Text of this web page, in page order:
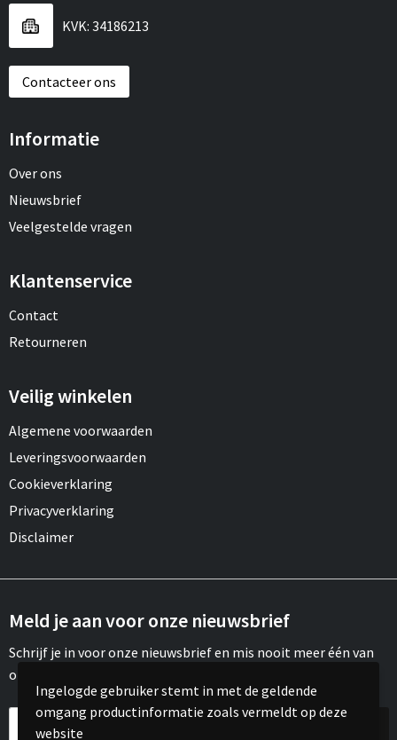
KVK: 34186213
Contacteer ons
Informatie
Over ons
Nieuwsbrief
Veelgestelde vragen
Klantenservice
Contact
Retourneren
Veilig winkelen
Algemene voorwaarden
Leveringsvoorwaarden
Cookieverklaring
Privacyverklaring
Disclaimer
Meld je aan voor onze nieuwsbrief
Schrijf je in voor onze nieuwsbrief en mis nooit meer één van
onze leuke aanbiedingen of updates.
Ingelogde gebruiker stemt in met de geldende
omgang productinformatie zoals vermeldt op deze
website